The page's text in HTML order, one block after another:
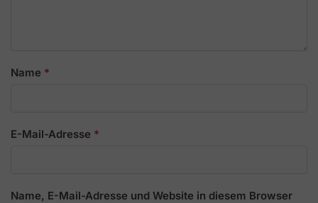
Name *
E-Mail-Adresse *
Name, E-Mail-Adresse und Website in diesem Browser